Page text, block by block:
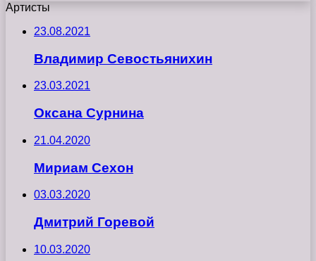
Артисты
23.08.2021
Владимир Севостьянихин
23.03.2021
Оксана Сурнина
21.04.2020
Мириам Сехон
03.03.2020
Дмитрий Горевой
10.03.2020